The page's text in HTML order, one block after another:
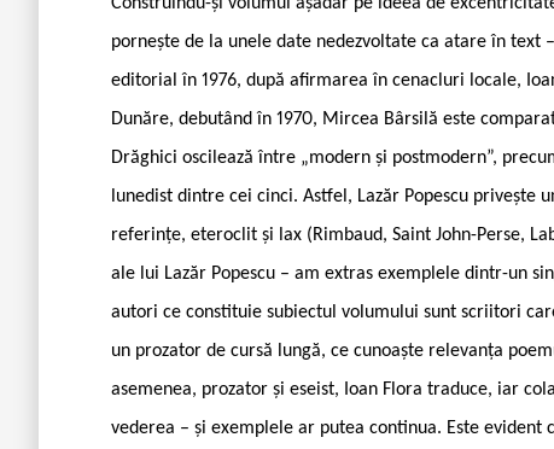
pornește de la unele date nedezvoltate ca atare în text
editorial în 1976, după afirmarea în cenacluri locale,
Dunăre, debutând în 1970, Mircea Bârsilă este
Drăghici oscilează între „modern și postmodern”,
lunedist dintre cei cinci. Astfel, Lazăr Popescu
referințe, eteroclit și lax (Rimbaud, Saint John-Perse,
ale lui Lazăr Popescu – am extras exemplele dintr-un
autori ce constituie subiectul volumului sunt scriitori
un prozator de cursă lungă, ce cunoaște relevanța
asemenea, prozator și eseist, Ioan Flora traduce, iar
vederea – și exemplele ar putea continua. Este